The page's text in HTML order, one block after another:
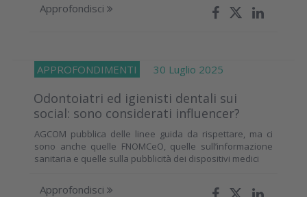
Approfondisci
APPROFONDIMENTI 30 Luglio 2025
Odontoiatri ed igienisti dentali sui
social: sono considerati influencer?
AGCOM pubblica delle linee guida da rispettare, ma ci
sono anche quelle FNOMCeO, quelle sull’informazione
sanitaria e quelle sulla pubblicità dei dispositivi medici
Approfondisci